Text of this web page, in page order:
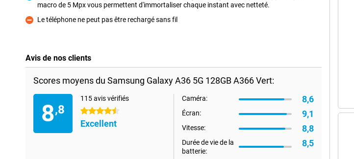
Pourmacro de 5 Mpx vous permettent d'immortaliser chaque instant avec netteté.
Contre
Le téléphone ne peut pas être rechargé sans fil
Avis de nos clients
Scores moyens du Samsung Galaxy A36 5G 128GB A366 Vert:
8,8
115 avis vérifiés
4.5 étoiles
Excellent
Caméra: 8,6
Écran: 9,1
Vitesse: 8,8
Durée de vie de la
batterie:
8,5